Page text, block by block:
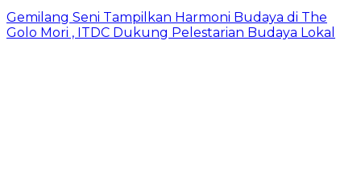
Gemilang Seni Tampilkan Harmoni Budaya di The
Golo Mori , ITDC Dukung Pelestarian Budaya Lokal